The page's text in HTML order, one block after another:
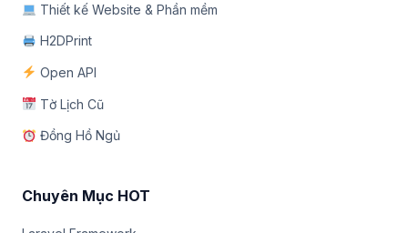
Thiết kế Website & Phần mềm
H2DPrint
Open API
Tờ Lịch Cũ
Đồng Hồ Ngủ
Chuyên Mục HOT